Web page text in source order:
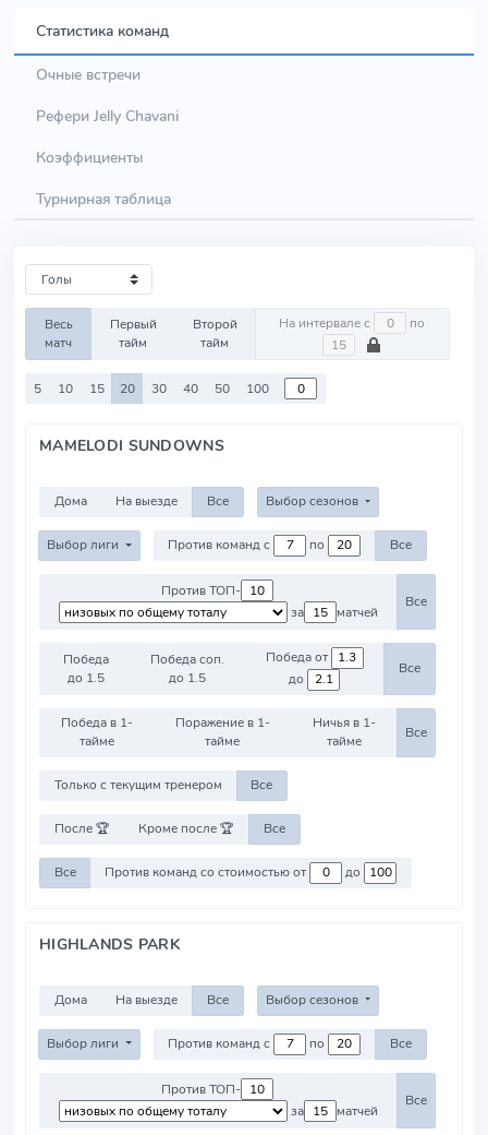
Статистика команд
Очные встречи
Рефери Jelly Chavani
Коэффициенты
Турнирная таблица
Весь
матч
Первый
тайм
Второй
тайм
На интервале с по
5 10 15 20 30 40 50 100
MAMELODI SUNDOWNS
Дома На выезде Все Выбор сезонов
Выбор лиги Против команд с по Все
Против ТОП-
за
матчей
Все
Победа
до 1.5
Победа соп.
до 1.5
Победа от
до
Все
Победа в 1-
тайме
Поражение в 1-
тайме
Ничья в 1-
тайме
Все
Только с текущим тренером Все
После 🏆 Кроме после 🏆 Все
Все Против команд со стоимостью от до
HIGHLANDS PARK
Дома На выезде Все Выбор сезонов
Выбор лиги Против команд с по Все
Против ТОП-
за
матчей
Все